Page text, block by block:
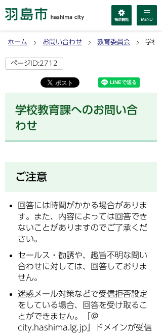
ホーム お問い合わせ 教育委員会 学校
ページID:2712
学校教育課へのお問い合
わせ
ご注意
回答には時間がかかる場合がありま
す。また、内容によっては回答でき
ないことがありますのでご了承くだ
さい。
セールス・勧誘や、趣旨不明な問い
合わせに対しては、回答しておりま
せん。
迷惑メール対策などで受信拒否設定
をしている場合、回答を受け取るこ
とができません。「＠
city.hashima.lg.jp」ドメインが受信